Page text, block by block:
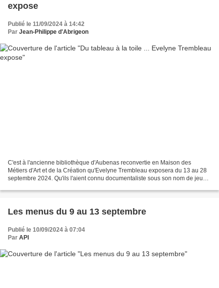
expose
Publié le 11/09/2024 à 14:42
Par Jean-Philippe d'Abrigeon
C'est à l'ancienne bibliothèque d'Aubenas reconvertie en Maison des
Métiers d'Art et de la Création qu'Evelyne Trembleau exposera du 13 au 28
septembre 2024. Qu'ils l'aient connu documentaliste sous son nom de jeune
Les menus du 9 au 13 septembre
Publié le 10/09/2024 à 07:04
Par API